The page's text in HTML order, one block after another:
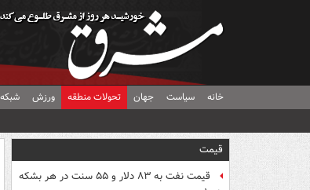
خانه سیاست جهان تحولات منطقه ورزش
قیمت
قیمت نفت به ۸۳ دلار و ۵۵ سنت در هر بشکه